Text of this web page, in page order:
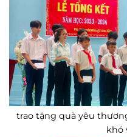
trao tặng quà yêu
khó